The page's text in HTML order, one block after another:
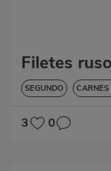
Filetes
SEGUNDO CARNES
3 0